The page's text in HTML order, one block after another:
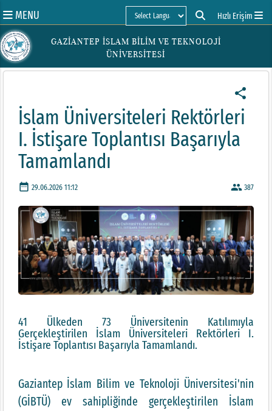
MENU
Powered by
Hızlı Erişim
GAZİANTEP İSLAM BİLİM VE TEKNOLOJİ
ÜNİVERSİTESİ
share
İslam Üniversiteleri Rektörleri
I. İstişare Toplantısı Başarıyla
Tamamlandı
date_range 29.06.2026 11:12 people 387
41 Ülkeden 73 Üniversitenin Katılımıyla
Gerçekleştirilen İslam Üniversiteleri Rektörleri I.
İstişare Toplantısı Başarıyla Tamamlandı.
Gaziantep İslam Bilim ve Teknoloji Üniversitesi'nin
(GİBTÜ) ev sahipliğinde gerçekleştirilen İslam